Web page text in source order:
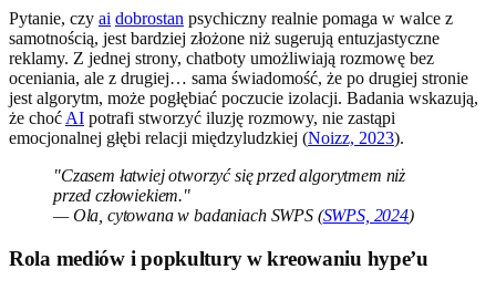
Pytanie, czy ai dobrostan psychiczny realnie pomaga w walce z
samotnością, jest bardziej złożone niż sugerują entuzjastyczne
reklamy. Z jednej strony, chatboty umożliwiają rozmowę bez
oceniania, ale z drugiej… sama świadomość, że po drugiej stronie
jest algorytm, może pogłębiać poczucie izolacji. Badania wskazują,
że choć AI potrafi stworzyć iluzję rozmowy, nie zastąpi
emocjonalnej głębi relacji międzyludzkiej (Noizz, 2023).
"Czasem łatwiej otworzyć się przed algorytmem niż
przed człowiekiem."
— Ola, cytowana w badaniach SWPS (SWPS, 2024)
Rola mediów i popkultury w kreowaniu hype’u